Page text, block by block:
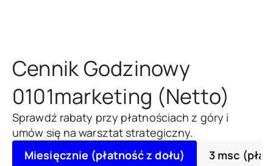
Cennik Godzinowy
0101marketing (Netto)
Sprawdź rabaty przy płatnościach z góry i
umów się na warsztat strategiczny.
Miesięcznie (płatność z dołu)
3 msc